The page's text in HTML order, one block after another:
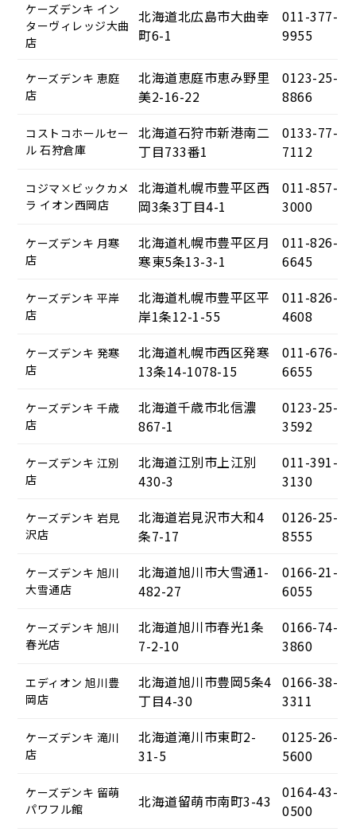
ケーズデンキ イン
ターヴィレッジ大曲
店
北海道北広島市大曲幸
町6-1
011-377-
9955
ケーズデンキ 恵庭
店
北海道恵庭市恵み野里
美2-16-22
0123-25-
8866
コストコホールセー
ル 石狩倉庫
北海道石狩市新港南二
丁目733番1
0133-77-
7112
コジマ×ビックカメ
ラ イオン西岡店
北海道札幌市豊平区西
岡3条3丁目4-1
011-857-
3000
ケーズデンキ 月寒
店
北海道札幌市豊平区月
寒東5条13-3-1
011-826-
6645
ケーズデンキ 平岸
店
北海道札幌市豊平区平
岸1条12-1-55
011-826-
4608
ケーズデンキ 発寒
店
北海道札幌市西区発寒
13条14-1078-15
011-676-
6655
ケーズデンキ 千歳
店
北海道千歳市北信濃
867-1
0123-25-
3592
ケーズデンキ 江別
店
北海道江別市上江別
430-3
011-391-
3130
ケーズデンキ 岩見
沢店
北海道岩見沢市大和4
条7-17
0126-25-
8555
ケーズデンキ 旭川
大雪通店
北海道旭川市大雪通1-
482-27
0166-21-
6055
ケーズデンキ 旭川
春光店
北海道旭川市春光1条
7-2-10
0166-74-
3860
エディオン 旭川豊
岡店
北海道旭川市豊岡5条4
丁目4-30
0166-38-
3311
ケーズデンキ 滝川
店
北海道滝川市東町2-
31-5
0125-26-
5600
ケーズデンキ 留萌
パワフル館
北海道留萌市南町3-43
0164-43-
0500